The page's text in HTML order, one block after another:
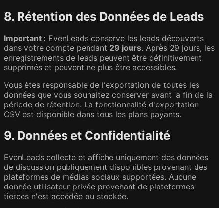
8. Rétention des Données de Leads
Important : EvenLeads conserve les leads découverts
dans votre compte pendant 29 jours. Après 29 jours, les
enregistrements de leads peuvent être définitivement
supprimés et peuvent ne plus être accessibles.
Vous êtes responsable de l'exportation de toutes les
données que vous souhaitez conserver avant la fin de la
période de rétention. La fonctionnalité d'exportation
CSV est disponible dans tous les plans payants.
9. Données et Confidentialité
EvenLeads collecte et affiche uniquement des données
de discussion publiquement disponibles provenant des
plateformes de médias sociaux supportées. Aucune
donnée utilisateur privée provenant de plateformes
tierces n'est accédée ou stockée.